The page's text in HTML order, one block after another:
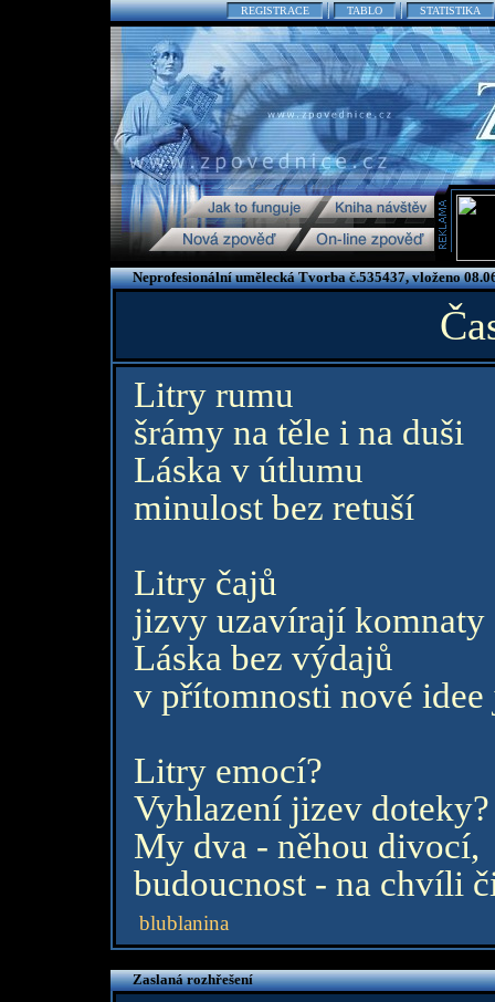
REGISTRACE TABLO STATISTIKA
Neprofesionální umělecká Tvorba č.535437, vloženo
Litry rumu
šrámy na těle i na duši
Láska v útlumu
minulost bez retuší
Litry čajů
jizvy uzavírají komnaty
Láska bez výdajů
v přítomnosti nové idee
Litry emocí?
Vyhlazení jizev doteky?
My dva - něhou divocí,
budoucnost - na chvíli
blublanina
Zaslaná rozhřešení